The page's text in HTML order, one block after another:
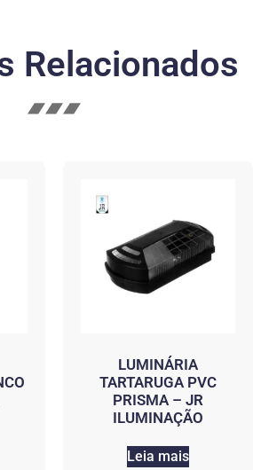
Relacionados
LUMINÁRIA
TARTARUGA PVC
PRISMA – JR
ILUMINAÇÃO
Leia mais